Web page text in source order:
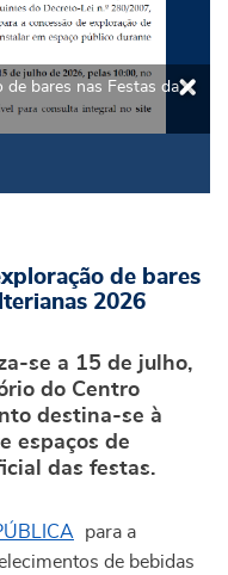
de bares nas Festas da
de bares
2026
se a 15 de julho,
do Centro
destina-se à
espaços de
das festas.
para a
de bebidas